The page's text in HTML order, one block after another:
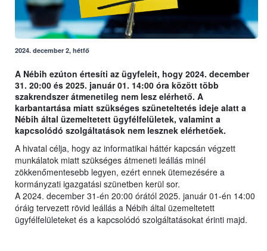
2024. december 2, hétfő
A Nébih ezúton értesíti az ügyfeleit, hogy 2024. december
31. 20:00 és 2025. január 01. 14:00 óra között több
szakrendszer átmenetileg nem lesz elérhető. A
karbantartása miatt szükséges szüneteltetés ideje alatt a
Nébih által üzemeltetett ügyfélfelületek, valamint a
kapcsolódó szolgáltatások nem lesznek elérhetőek.
A hivatal célja, hogy az informatikai háttér kapcsán végzett
munkálatok miatt szükséges átmeneti leállás minél
zökkenőmentesebb legyen, ezért ennek ütemezésére a
kormányzati igazgatási szünetben kerül sor.
A 2024. december 31-én 20:00 órától 2025. január 01-én 14:00
óráig tervezett rövid leállás a Nébih által üzemeltetett
ügyfélfelületeket és a kapcsolódó szolgáltatásokat érinti majd.